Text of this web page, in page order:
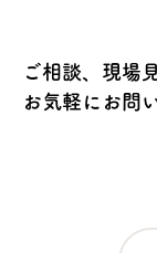
ご相談、現場
お気軽にお問